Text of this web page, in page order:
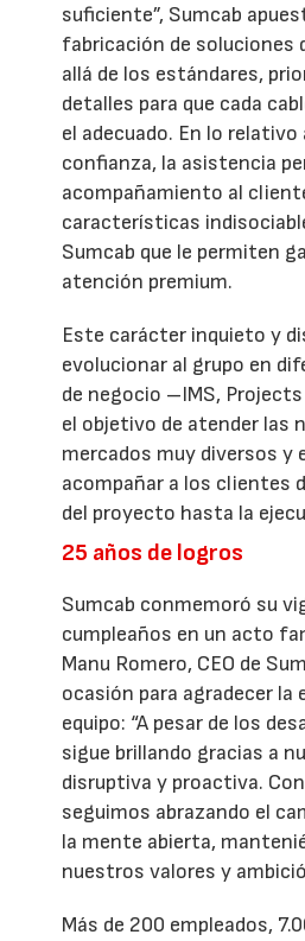
suficiente”, Sumcab
fabricación de soluciones
allá de los estándares,
detalles para que cada
el adecuado. En lo relativo
confianza, la asistencia
acompañamiento al
características
Sumcab que le permiten
atención premium.
Este carácter inquieto y
evolucionar al grupo en
de negocio –IMS,
el objetivo de atender las
mercados muy diversos y
acompañar a los clientes
del proyecto hasta la
25 años de logros
Sumcab conmemoró su
cumpleaños en un acto
Manu Romero, CEO de
ocasión para agradecer la
equipo: “A pesar de los
sigue brillando gracias a
disruptiva y proactiva.
seguimos abrazando el
la mente abierta,
nuestros valores y
Más de 200 empleados,